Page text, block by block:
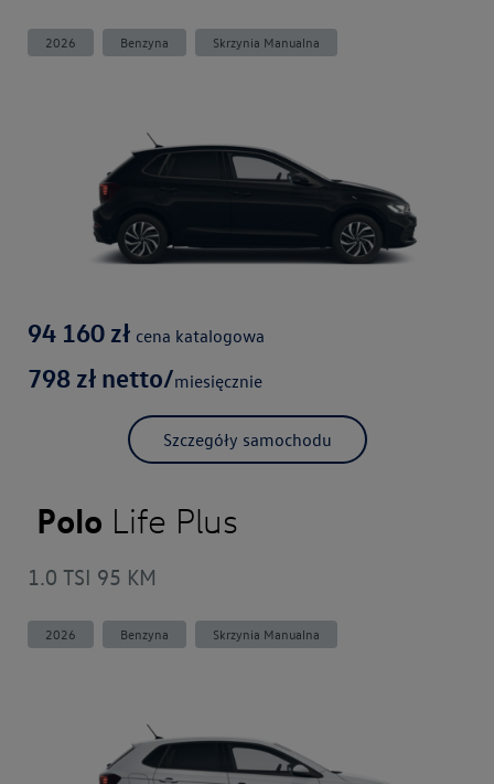
2026 Benzyna Skrzynia Manualna
94 160 zł cena katalogowa
798 zł netto/miesięcznie
Szczegóły samochodu
Polo Life Plus
1.0 TSI 95 KM
2026 Benzyna Skrzynia Manualna